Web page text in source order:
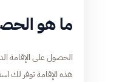
ما هو
الحصول على الإقامة
هذه الإقامة توفر لك